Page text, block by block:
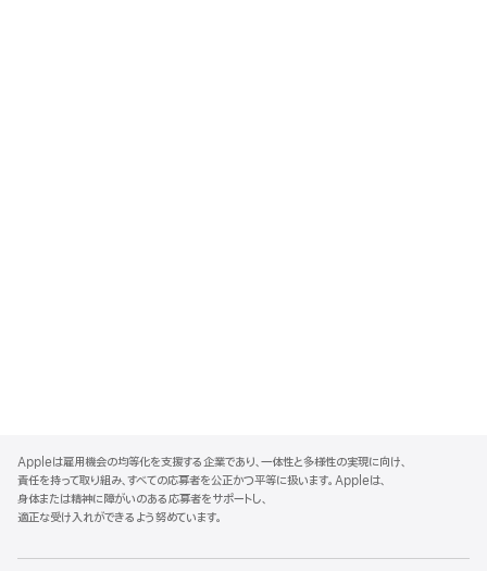
p
p
l
e
o
Appleは雇用機会の均等化を支援する企業であり、一体性と多様性の実現に向け、
責任を持って取り組み、すべての応募者を公正かつ平等に扱います。Appleは、
身体または精神に障がいのある応募者をサポートし、
適正な受け入れができるよう努めています。